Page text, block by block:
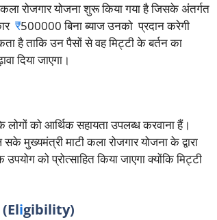
कला रोजगार योजना शुरू किया गया है जिसके अंतर्गत
₹500000 बिना ब्याज उनको प्रदान करेगी
है ताकि उन पैसों से वह मिट्टी के बर्तन का
दिया जाएगा।
लोगों को आर्थिक सहायता उपलब्ध करवाना हैं।
मुख्यमंत्री माटी कला रोजगार योजना के द्वारा
को प्रोत्साहित किया जाएगा क्योंकि मिट्टी
(Eligibility)